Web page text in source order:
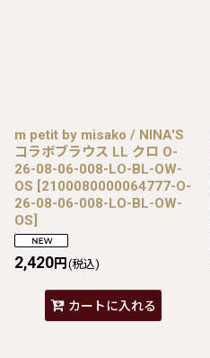
m petit by misako / NINA'S
コラボブラウス LL クロ O-
26-08-06-008-LO-BL-OW-
OS [2100080000064777-O-
26-08-06-008-LO-BL-OW-
OS]
2,420円 (税込)
カートに入れる